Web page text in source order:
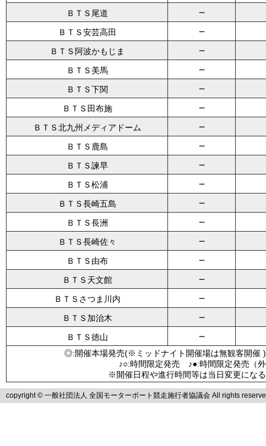
ＢＴＳ尾道 －
ＢＴＳ安芸高田 －
ＢＴＳ阿波かもじま －
ＢＴＳ美馬 －
ＢＴＳ下関 －
ＢＴＳ田布施 －
ＢＴＳ北九州メディアドーム －
ＢＴＳ鹿島 －
ＢＴＳ諫早 －
ＢＴＳ松浦 －
ＢＴＳ長崎五島 －
ＢＴＳ長洲 －
ＢＴＳ長崎佐々 －
ＢＴＳ由布 －
ＢＴＳ天文館 －
ＢＴＳさつま川内 －
ＢＴＳ加治木 －
ＢＴＳ徳山 －
◎:開催本場発売(※ミッドナイト開催場は無観客
♪○:時間限定発売 ♪●:時間限定発売
※開催日程や進行時間等は当日変更にな
copyright © 一般社団法人 全国モーターボート競走施行者協議会 All rights